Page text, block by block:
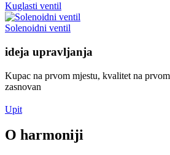
Kuglasti ventil
Solenoidni ventil
ideja upravljanja
Kupac na prvom mjestu, kvalitet na
zasnovan
Upit
O harmoniji